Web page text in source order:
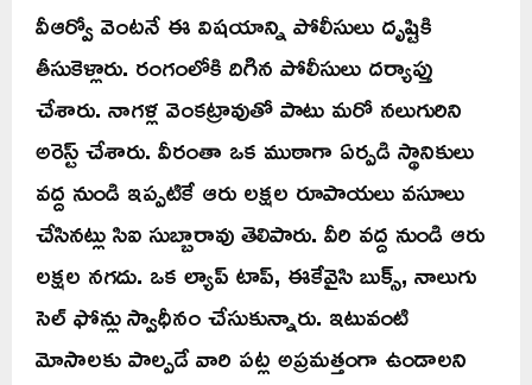
వీఆర్వో వెంటనే ఈ విషయాన్ని పోలీసులు దృష్టికి
తీసుకెళ్లారు. రంగంలోకి దిగిన పోలీసులు దర్యాప్తు
చేశారు. నాగళ్ల వెంకట్రావుతో పాటు మరో నలుగురిని
అరెస్ట్ చేశారు. వీరంతా ఒక ముఠాగా ఏర్పడి స్థానికులు
వద్ద నుండి ఇప్పటికే ఆరు లక్షల రూపాయలు వసూలు
చేసినట్లు సిఐ సుబ్బారావు తెలిపారు. వీరి వద్ద నుండి ఆరు
లక్షల నగదు. ఒక ల్యాప్ టాప్, ఈకేవైసి బుక్స్, నాలుగు
సెల్ ఫోన్లు స్వాధీనం చేసుకున్నారు. ఇటువంటి
మోసాలకు పాల్పడే వారి పట్ల అప్రమత్తంగా ఉండాలని